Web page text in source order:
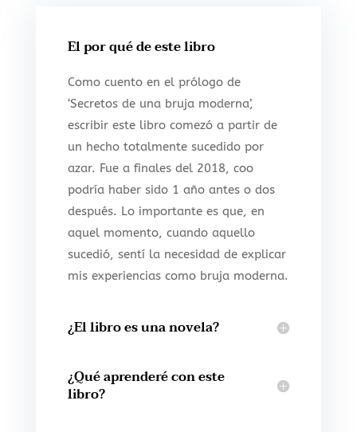
El por qué de este libro
Como cuento en el prólogo de
‘Secretos de una bruja moderna’,
escribir este libro comezó a partir de
un hecho totalmente sucedido por
azar. Fue a finales del 2018, coo
podría haber sido 1 año antes o dos
después. Lo importante es que, en
aquel momento, cuando aquello
sucedió, sentí la necesidad de explicar
mis experiencias como bruja moderna.
¿El libro es una novela?
¿Qué aprenderé con este
libro?